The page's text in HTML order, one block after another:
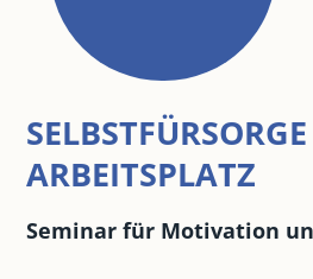
ARBEITSPLATZ
Seminar für Motivation